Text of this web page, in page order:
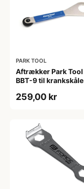
PARK TOOL
Aftrækker Park Tool
BBT-9 til krankskåle
259,00 kr